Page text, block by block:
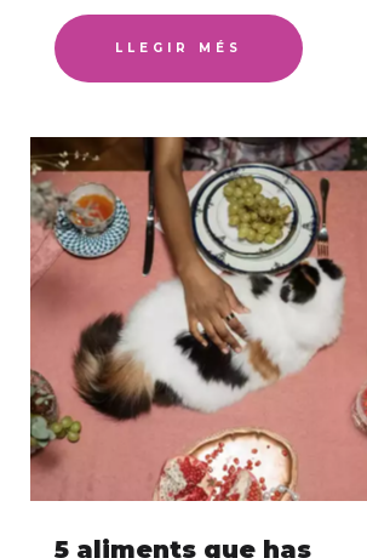
LLEGIR MÉS
5 aliments que has